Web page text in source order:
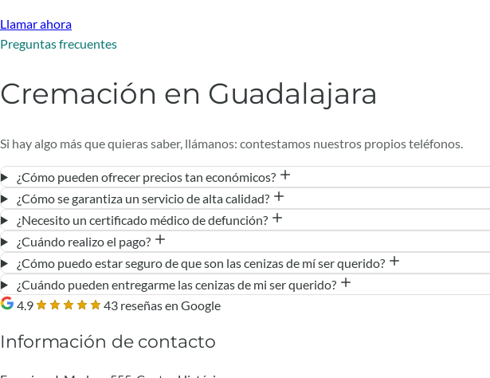
Llamar ahora
Preguntas frecuentes
Cremación en Guadalajara
Si hay algo más que quieras saber, llámanos: contestamos nuestros propios teléfonos.
¿Cómo pueden ofrecer precios tan económicos?
¿Cómo se garantiza un servicio de alta calidad?
¿Necesito un certificado médico de defunción?
¿Cuándo realizo el pago?
¿Cómo puedo estar seguro de que son las cenizas de mí ser querido?
¿Cuándo pueden entregarme las cenizas de mi ser querido?
4.9
43 reseñas en Google
Información de contacto